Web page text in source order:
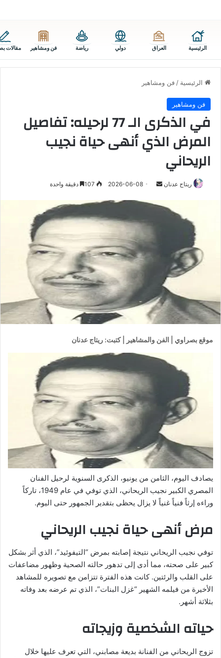
الرئيسية العراق دولي رياضة فن ومشاهير مقالات
الرئيسية / فن ومشاهير
فن ومشاهير
في الذكرى الـ 77 لرحيله: تفاصيل
المرض الذي أنهى حياة نجيب
الريحاني
ريتاج عدنان
أرسل
إلكترونيا
2026-06-08 دقيقة واحدة
موقع بصراوي | الفن والمشاهير | كتبت: ريتاج عدنان
يصادف اليوم، الثامن من يونيو، الذكرى السنوية لرحيل الفنان
المصري الكبير نجيب الريحاني، الذي توفي في عام 1949، تاركاً
وراءه إرثاً فنياً غنياً لا يزال يحظى بتقدير الجمهور حتى اليوم.
مرض أنهى حياة نجيب الريحاني
توفي نجيب الريحاني نتيجة إصابته بمرض “التيفوئيد”، الذي أثر بشكل
كبير على صحته، مما أدى إلى تدهور حالته الصحية وظهور مضاعفات
على القلب والرئتين. كانت هذه الفترة تتزامن مع تصويره للمشاهد
الأخيرة من فيلمه الشهير “غزل البنات”، الذي تم عرضه بعد وفاته
بثلاثة أشهر.
حياته الشخصية وزيجاته
تزوج الريحاني من الفنانة بديعة مصابني، التي تعرف عليها خلال